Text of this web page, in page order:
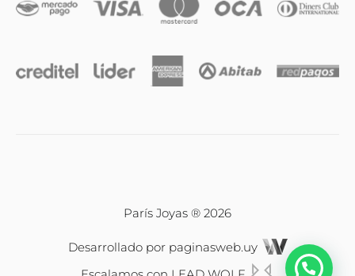
Relojes
París Joyas ® 2026
Desarrollado por paginasweb.uy